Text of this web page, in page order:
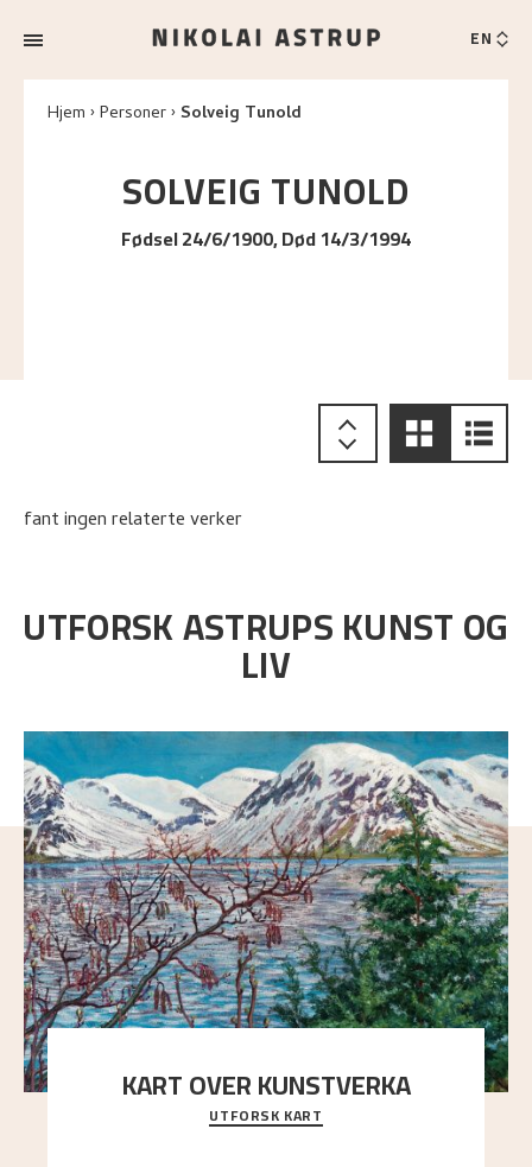
EN
Hjem Personer Solveig Tunold
SOLVEIGTUNOLD
Fødsel 24/6/1900, Død 14/3/1994
fant ingen relaterte verker
UTFORSK ASTRUPS KUNST OG
LIV
KART OVER KUNSTVERKA
Utforsk stedene og utsiktene i Astrups malerier
UTFORSK KART